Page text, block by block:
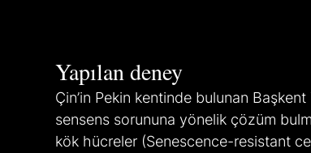
Yapılan deney
Çin’in Pekin kentinde bulunan
sensens sorununa yönelik çözüm
kök hücreler (Senescence-resistant